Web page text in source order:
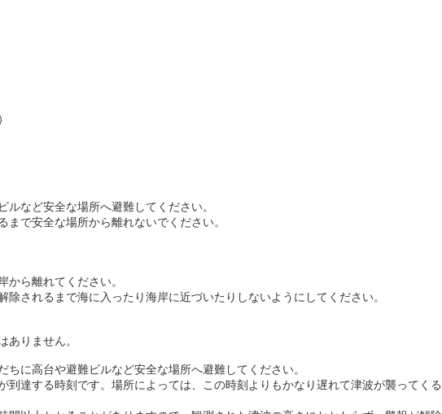
など安全な場所へ避難してください。
で安全な場所から離れないでください。
ら離れてください。
されるまで海に入ったり海岸に近づいたりしないようにしてください。
ありません。
に高台や避難ビルなど安全な場所へ避難してください。
到達する時刻です。場所によっては、この時刻よりもかなり遅れて津波が襲ってくる